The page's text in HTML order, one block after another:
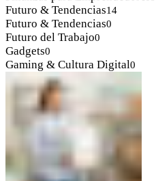
Futuro & Tendencias14
Futuro & Tendencias0
Futuro del Trabajo0
Gadgets0
Gaming & Cultura Digital0